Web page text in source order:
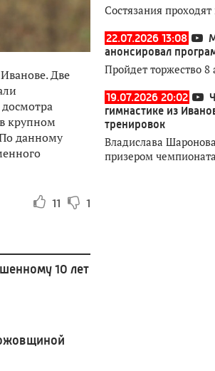
Две
крупном
данному
11 1
10 лет
Состязания
22.07.2026 13:08
анонсировал
Пройдет торжество 8
19.07.2026 20:02
гимнастике из
тренировок
Владислава
призером